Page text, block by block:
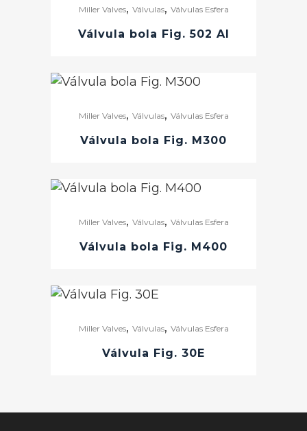
Miller Valves, Válvulas, Válvulas Esfera
Válvula bola Fig. 502 AI
Miller Valves, Válvulas, Válvulas Esfera
Válvula bola Fig. M300
Miller Valves, Válvulas, Válvulas Esfera
Válvula bola Fig. M400
Miller Valves, Válvulas, Válvulas Esfera
Válvula Fig. 30E